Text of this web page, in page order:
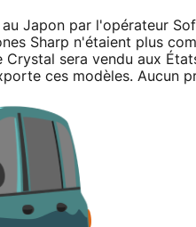
Japon par l'opérateur
Sharp n'étaient plus
sera vendu aux
ces modèles. Aucun